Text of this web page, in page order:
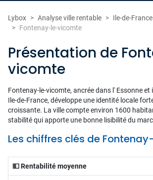
Lybox Analyse ville rentable Ile-de-France
Fontenay-le-vicomte
Présentation de
vicomte
Fontenay-le-vicomte, ancrée dans l' Essonne et
Ile-de-France, développe une identité locale
croissante. La ville compte environ 1600
stabilité qui apporte une bonne lisibilité du
Les chiffres clés de
💵 Rentabilité moyenne